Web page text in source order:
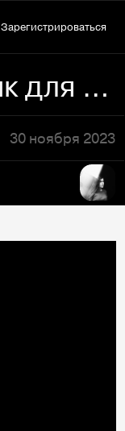
Зарегистрироваться
Рекламный ролик для онлайн банка
30 ноября 2023